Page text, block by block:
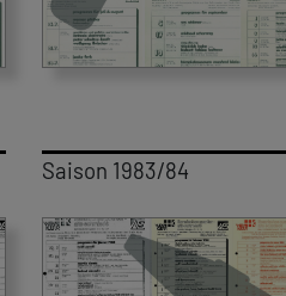
Saison 1983/84